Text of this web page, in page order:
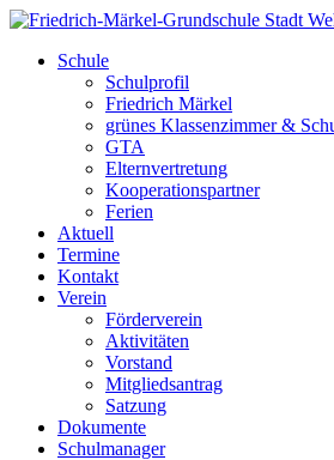
Zum
springenSchule
Schulprofil
Friedrich Märkel
grünes Klassenzimmer &
GTA
Elternvertretung
Kooperationspartner
Ferien
Aktuell
Termine
Kontakt
Verein
Förderverein
Aktivitäten
Vorstand
Mitgliedsantrag
Satzung
Dokumente
Schulmanager